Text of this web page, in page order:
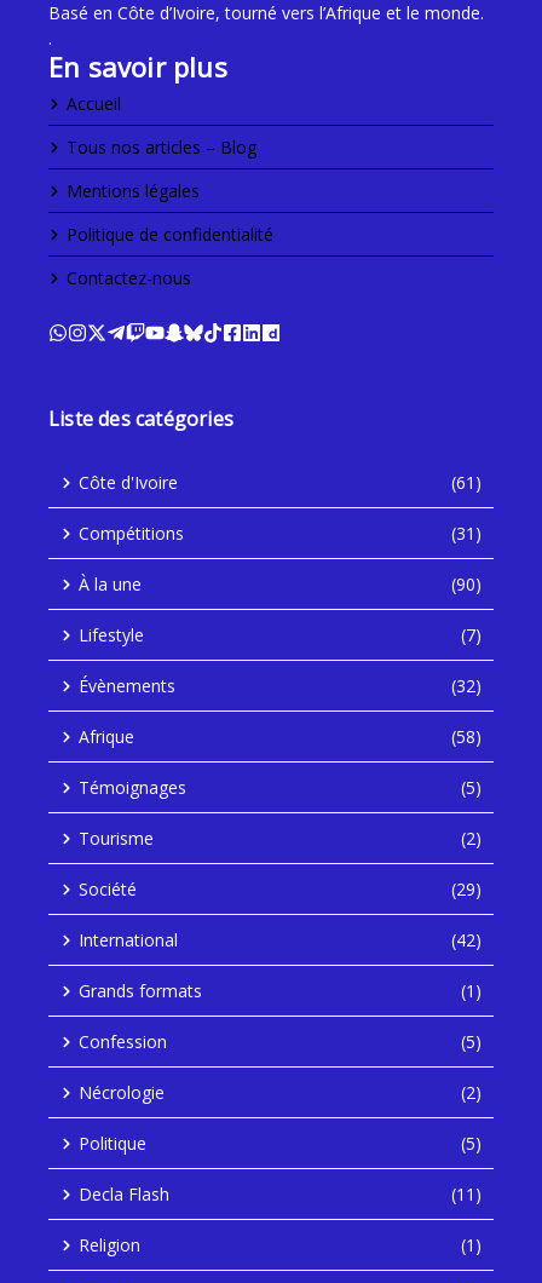
Basé en Côte d’Ivoire, tourné vers l’Afrique et le monde.
.
En savoir plus
Accueil
Tous nos articles – Blog
Mentions légales
Politique de confidentialité
Contactez-nous
Liste des catégories
Côte d'Ivoire (61)
Compétitions (31)
À la une (90)
Lifestyle (7)
Évènements (32)
Afrique (58)
Témoignages (5)
Tourisme (2)
Société (29)
International (42)
Grands formats (1)
Confession (5)
Nécrologie (2)
Politique (5)
Decla Flash (11)
Religion (1)